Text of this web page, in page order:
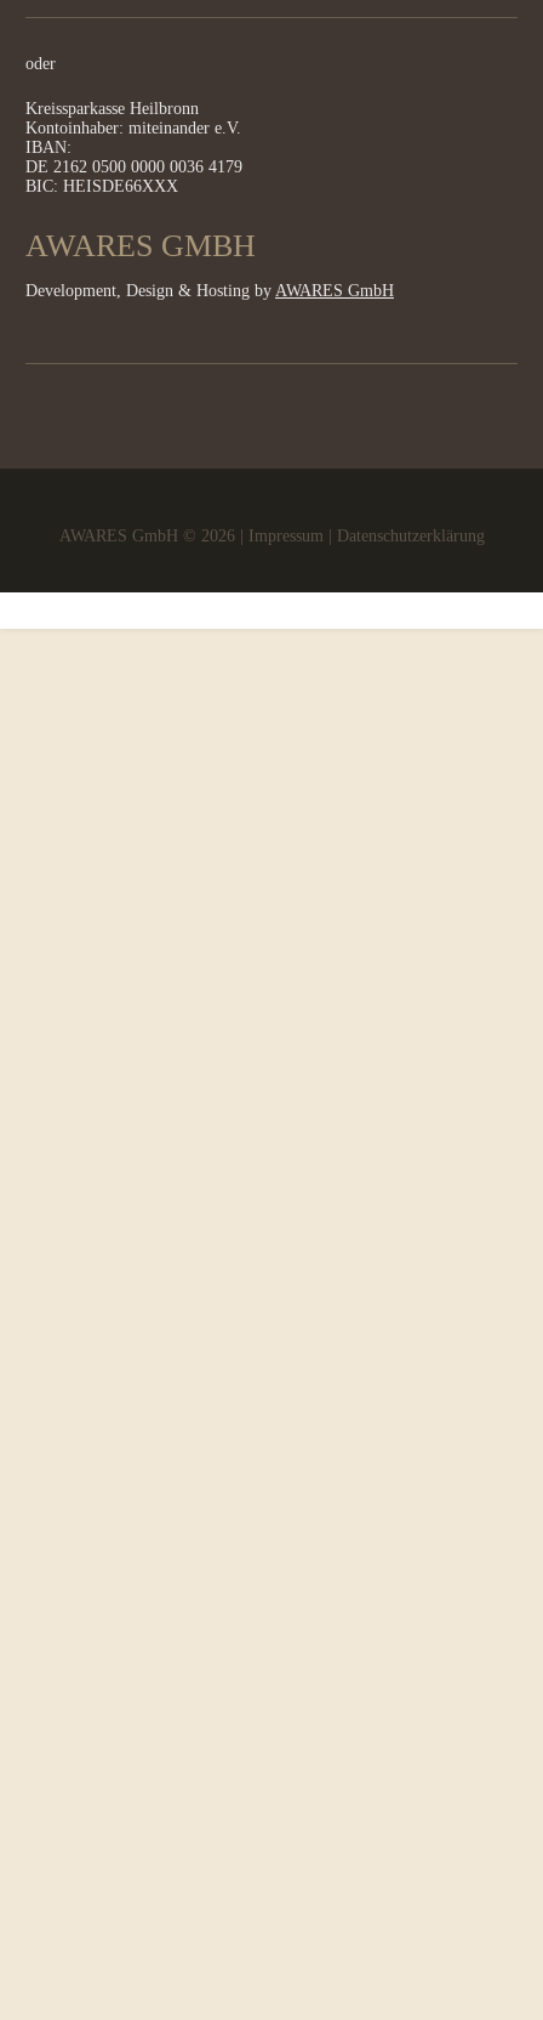
oder
Kreissparkasse Heilbronn
Kontoinhaber: miteinander e.V.
IBAN:
DE 2162 0500 0000 0036 4179
BIC: HEISDE66XXX
AWARES GMBH
Development, Design & Hosting by AWARES GmbH
AWARES GmbH © 2026 | Impressum Datenschutzerklärung